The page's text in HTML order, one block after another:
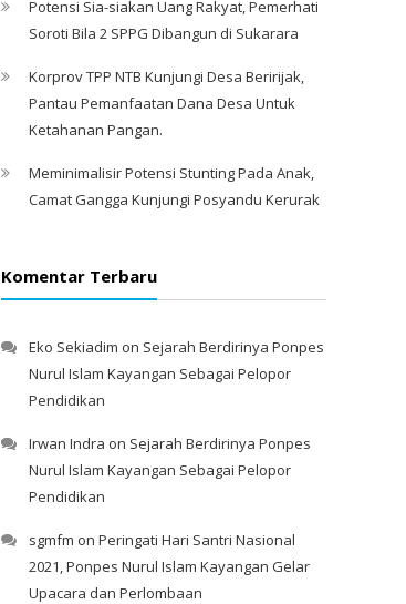
Potensi Sia-siakan Uang Rakyat, Pemerhati
Soroti Bila 2 SPPG Dibangun di Sukarara
Korprov TPP NTB Kunjungi Desa Beririjak,
Pantau Pemanfaatan Dana Desa Untuk
Ketahanan Pangan.
Meminimalisir Potensi Stunting Pada Anak,
Camat Gangga Kunjungi Posyandu Kerurak
Komentar Terbaru
Eko Sekiadim on Sejarah Berdirinya Ponpes
Nurul Islam Kayangan Sebagai Pelopor
Pendidikan
Irwan Indra on Sejarah Berdirinya Ponpes
Nurul Islam Kayangan Sebagai Pelopor
Pendidikan
sgmfm on Peringati Hari Santri Nasional
2021, Ponpes Nurul Islam Kayangan Gelar
Upacara dan Perlombaan